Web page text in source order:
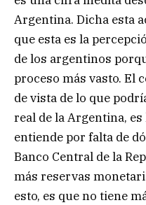
Argentina. Dicha esta
que esta es la
de los argentinos
proceso más vasto. El
de vista de lo que
real de la Argentina, es
entiende por falta de
Banco Central de la
más reservas
esto, es que no tiene